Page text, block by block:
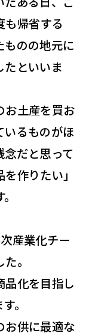
も帰省する
ものの地元に
といいま
お土産を買お
いるものがほ
だと思って
作りたい」
産業化チー
。
品化を目指し
。
お供に最適な